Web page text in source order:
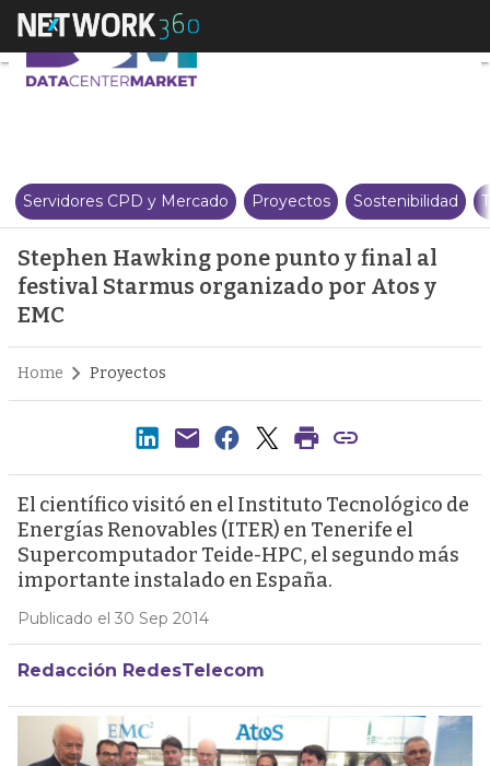
Stephen Hawking pone punto
Servidores CPD y Mercado Proyectos Sostenibilidad
Stephen Hawking pone punto y final al
festival Starmus organizado por Atos y
EMC
Home Proyectos
El científico visitó en el Instituto Tecnológico de
Energías Renovables (ITER) en Tenerife el
Supercomputador Teide-HPC, el segundo más
importante instalado en España.
Publicado el 30 Sep 2014
Redacción RedesTelecom